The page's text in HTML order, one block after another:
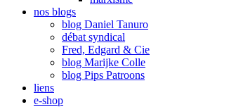
nos blogs
blog Daniel Tanuro
débat syndical
Fred, Edgard & Cie
blog Marijke Colle
blog Pips Patroons
liens
e-shop